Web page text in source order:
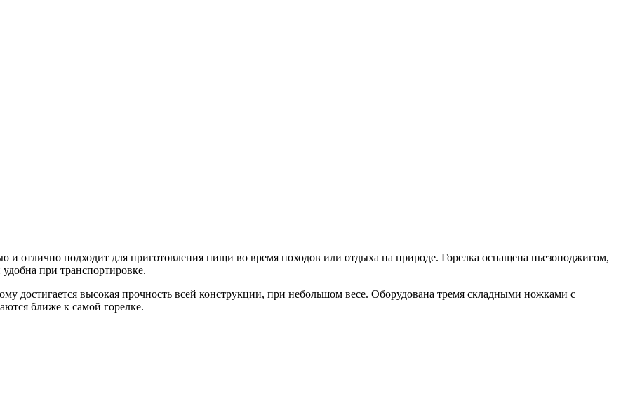
и отлично подходит для приготовления пищи во время походов или отдыха на природе. Горелка оснащена пьезоподжигом,
при транспортировке.
достигается высокая прочность всей конструкции, при небольшом весе. Оборудована тремя складными ножками с
ближе к самой горелке.